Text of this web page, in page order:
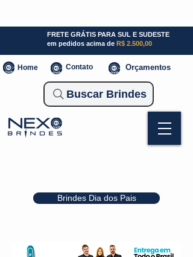
Brindes Dia dos Pais
FRETE GRÁTIS PARA SUL E SUDESTE
em pedidos acima de R$ 2.500,00
Home Contato Orçamentos
Buscar Brindes